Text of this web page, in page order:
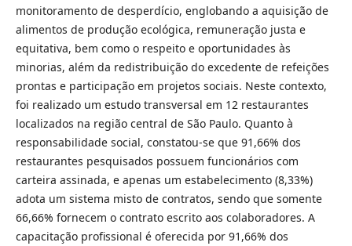
monitoramento de desperdício, englobando a aquisição de
alimentos de produção ecológica, remuneração justa e
equitativa, bem como o respeito e oportunidades às
minorias, além da redistribuição do excedente de refeições
prontas e participação em projetos sociais. Neste contexto,
foi realizado um estudo transversal em 12 restaurantes
localizados na região central de São Paulo. Quanto à
responsabilidade social, constatou-se que 91,66% dos
restaurantes pesquisados possuem funcionários com
carteira assinada, e apenas um estabelecimento (8,33%)
adota um sistema misto de contratos, sendo que somente
66,66% fornecem o contrato escrito aos colaboradores. A
capacitação profissional é oferecida por 91,66% dos